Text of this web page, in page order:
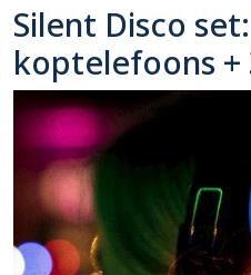
Silent Disco
koptelefoons +